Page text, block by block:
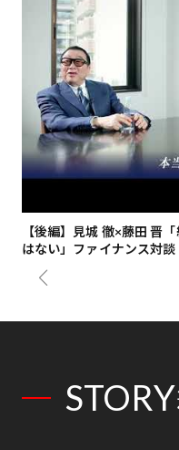
【後編】見城 徹×藤田 晋
はない」ファイナンス対談
STORY